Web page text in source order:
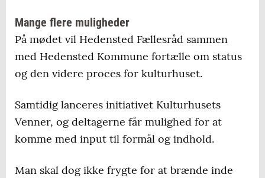
Mange flere muligheder
På mødet vil Hedensted Fællesråd sammen
med Hedensted Kommune fortælle om status
og den videre proces for kulturhuset.
Samtidig lanceres initiativet Kulturhusets
Venner, og deltagerne får mulighed for at
komme med input til formål og indhold.
Man skal dog ikke frygte for at brænde inde